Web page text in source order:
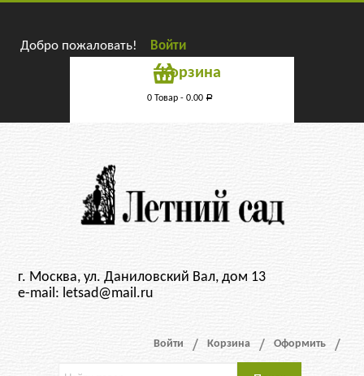
Добро пожаловать! Войти
Корзина
0 Товар - 0.00 Р
г. Москва, ул. Даниловский Вал, дом 13
e-mail: letsad@mail.ru
Войти Корзина Оформить